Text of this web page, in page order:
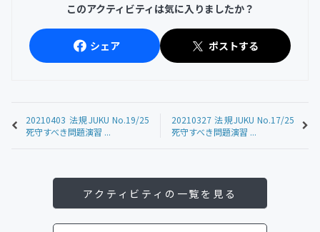
このアクティビティは気に入りましたか？
シェア ポストする
20210403 法規JUKU No.19/25
死守すべき問題演習 ...
20210327 法規JUKU No.17/25
死守すべき問題演習 ...
アクティビティの一覧を見る